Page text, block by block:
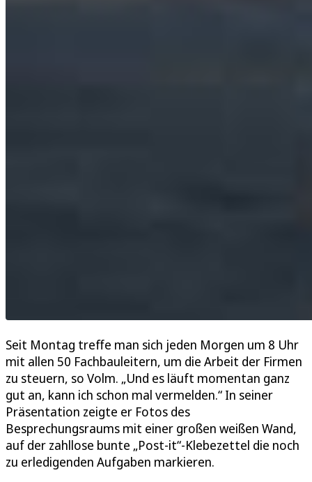
Seit Montag treffe man sich jeden Morgen um 8 Uhr
mit allen 50 Fachbauleitern, um die Arbeit der Firmen
zu steuern, so Volm. „Und es läuft momentan ganz
gut an, kann ich schon mal vermelden.“ In seiner
Präsentation zeigte er Fotos des
Besprechungsraums mit einer großen weißen Wand,
auf der zahllose bunte „Post-it“-Klebezettel die noch
zu erledigenden Aufgaben markieren.